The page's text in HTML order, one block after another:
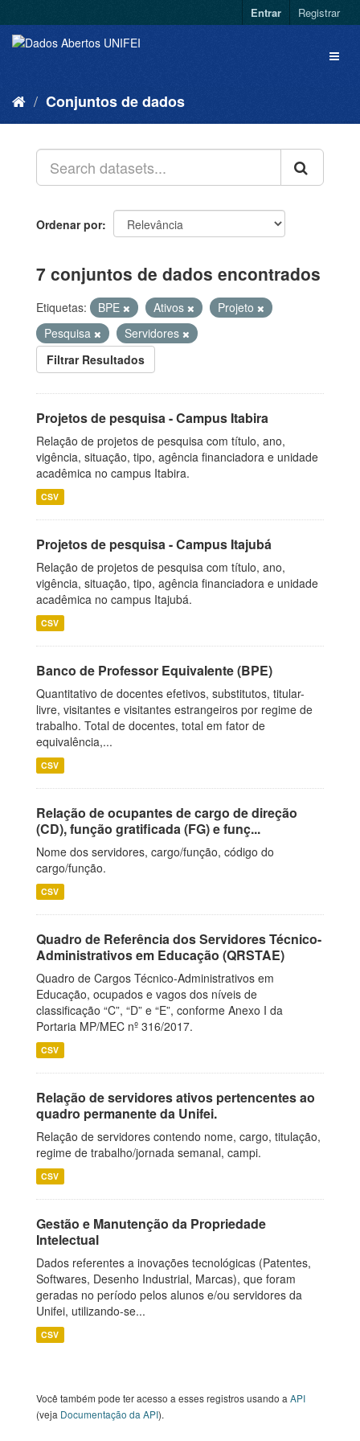
Entrar Registrar
Conjuntos de dados
Ordenar por
7 conjuntos de dados encontrados
Etiquetas: BPE Ativos
Projeto
Pesquisa
Servidores
Filtrar Resultados
Projetos de pesquisa - Campus Itabira
Relação de projetos de pesquisa com título, ano,
vigência, situação, tipo, agência financiadora e unidade
acadêmica no campus Itabira.
CSV
Projetos de pesquisa - Campus Itajubá
Relação de projetos de pesquisa com título, ano,
vigência, situação, tipo, agência financiadora e unidade
acadêmica no campus Itajubá.
CSV
Banco de Professor Equivalente (BPE)
Quantitativo de docentes efetivos, substitutos, titular-
livre, visitantes e visitantes estrangeiros por regime de
trabalho. Total de docentes, total em fator de
equivalência,...
CSV
Relação de ocupantes de cargo de direção
(CD), função gratificada (FG) e funç...
Nome dos servidores, cargo/função, código do
cargo/função.
CSV
Quadro de Referência dos Servidores Técnico-
Administrativos em Educação (QRSTAE)
Quadro de Cargos Técnico-Administrativos em
Educação, ocupados e vagos dos níveis de
classificação “C”, “D” e “E”, conforme Anexo I da
Portaria MP/MEC nº 316/2017.
CSV
Relação de servidores ativos pertencentes ao
quadro permanente da Unifei.
Relação de servidores contendo nome, cargo, titulação,
regime de trabalho/jornada semanal, campi.
CSV
Gestão e Manutenção da Propriedade
Intelectual
Dados referentes a inovações tecnológicas (Patentes,
Softwares, Desenho Industrial, Marcas), que foram
geradas no período pelos alunos e/ou servidores da
Unifei, utilizando-se...
CSV
Você também pode ter acesso a esses registros usando a API
(veja Documentação da API).